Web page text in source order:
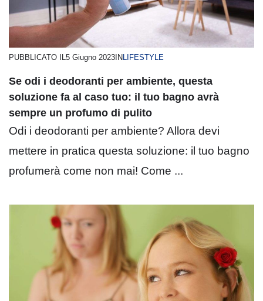
PUBBLICATO IL 5 Giugno 2023 IN LIFESTYLE
Se odi i deodoranti per ambiente, questa
soluzione fa al caso tuo: il tuo bagno avrà
sempre un profumo di pulito
Odi i deodoranti per ambiente? Allora devi
mettere in pratica questa soluzione: il tuo bagno
profumerà come non mai! Come ...